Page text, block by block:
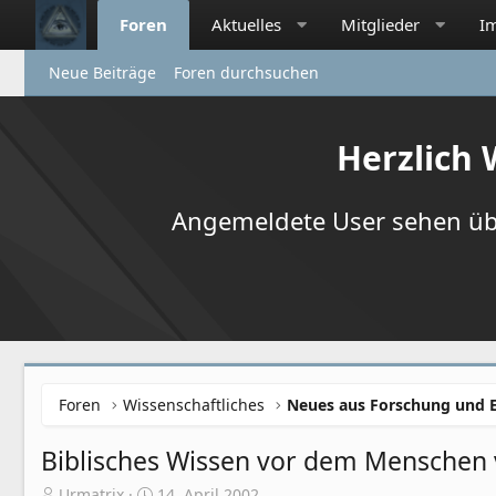
Foren Aktuelles Mitglieder
Neue Beiträge Foren durchsuchen
Herzlich
Angemeldete User sehen
Foren Wissenschaftliches Neues aus Forschung und
Biblisches Wissen vor dem